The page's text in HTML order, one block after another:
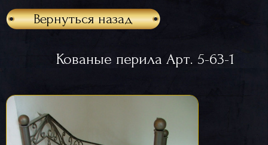
Вернуться назад
Кованые перила Арт. 5-63-1